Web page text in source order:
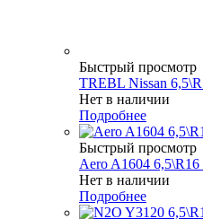
Быстрый просмотр
TREBL Nissan
Нет в наличии
Подробнее
Быстрый просмотр
Aero A1604
Нет в наличии
Подробнее